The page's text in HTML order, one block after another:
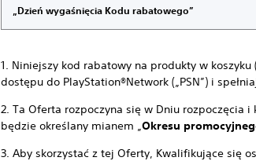
„Dzień wygaśnięcia Kodu rabatowego”
1. Niniejszy kod rabatowy na produkty w
dostępu do PlayStation®Network („PSN”) i
2. Ta Oferta rozpoczyna się w Dniu rozpoczęcia
będzie określany mianem „Okresu
3. Aby skorzystać z tej Oferty, Kwalifikujące się